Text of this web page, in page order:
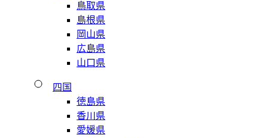
鳥取県
島根県
岡山県
広島県
山口県
四国
徳島県
香川県
愛媛県